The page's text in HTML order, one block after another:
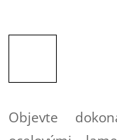
Objevte